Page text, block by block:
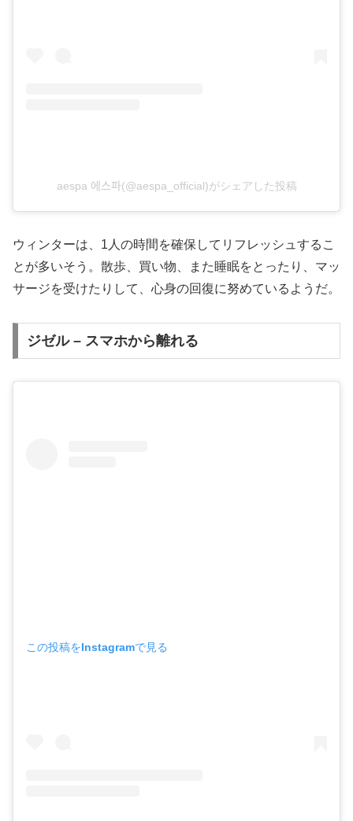
aespa 에스파(@aespa_official)がシェアした投稿
ウィンターは、1人の時間を確保してリフレッシュするこ
とが多いそう。散歩、買い物、また睡眠をとったり、マッ
サージを受けたりして、心身の回復に努めているようだ。
ジゼル – スマホから離れる
この投稿をInstagramで見る